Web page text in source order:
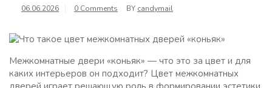
06.06.2026 0 Comments BY candymail
Межкомнатные двери «коньяк» — что это за цвет и для
каких интерьеров он подходит? Цвет межкомнатных